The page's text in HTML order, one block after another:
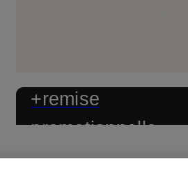
+remise
promotionnelle
AUTRY